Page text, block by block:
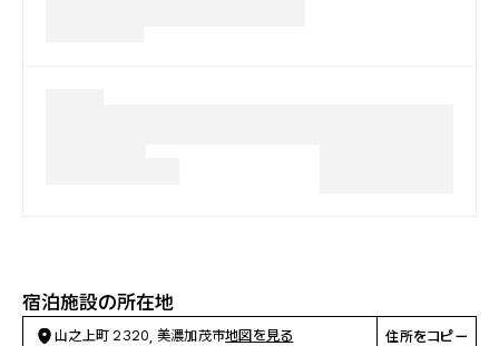
宿泊施設の所在地
山之上町 2320, 美濃加茂市地図を見る 住所をコピー